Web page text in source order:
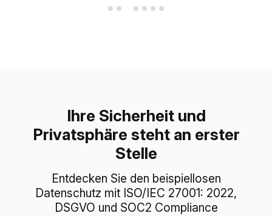
Ihre Sicherheit und
Privatsphäre steht an erster
Stelle
Entdecken Sie den beispiellosen
Datenschutz mit ISO/IEC 27001: 2022,
DSGVO und SOC2 Compliance